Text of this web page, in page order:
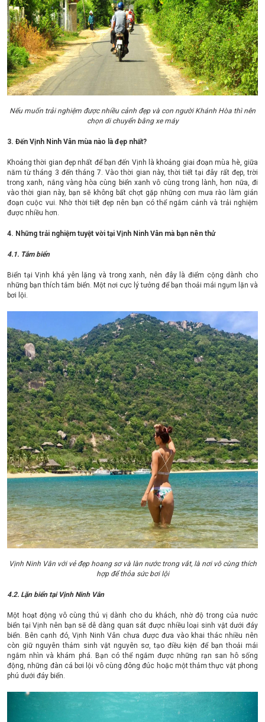
Nếu muốn trải nghiệm được nhiều cảnh đẹp và con người Khánh Hòa thì nên
chọn di chuyển bằng xe máy
3. Đến Vịnh Ninh Vân mùa nào là đẹp nhất?
Khoảng thời gian đẹp nhất để bạn đến Vịnh là khoảng giai đoạn mùa hè, giữa
năm từ tháng 3 đến tháng 7. Vào thời gian này, thời tiết tại đây rất đẹp, trời
trong xanh, nắng vàng hòa cùng biển xanh vô cùng trong lành, hơn nữa, đi
vào thời gian này, bạn sẽ không bất chợt gặp những cơn mưa rào làm gián
đoạn cuộc vui. Nhờ thời tiết đẹp nên bạn có thể ngắm cảnh và trải nghiệm
được nhiều hơn.
4. Những trải nghiệm tuyệt vời tại Vịnh Ninh Vân mà bạn nên thử
4.1. Tắm biển
Biển tại Vịnh khá yên lặng và trong xanh, nên đây là điểm cộng dành cho
những bạn thích tắm biển. Một nơi cực lý tưởng để bạn thoải mái ngụm lặn và
bơi lội.
Vịnh Ninh Vân với vẻ đẹp hoang sơ và làn nước trong vắt, là nơi vô cùng thích
hợp để thỏa sức bơi lội
4.2. Lặn biển tại Vịnh Ninh Vân
Một hoạt động vô cùng thú vị dành cho du khách, nhờ độ trong của nước
biển tại Vịnh nên bạn sẽ dễ dàng quan sát được nhiều loại sinh vật dưới đáy
biển. Bên cạnh đó, Vịnh Ninh Vân chưa được đưa vào khai thác nhiều nên
còn giữ nguyên thảm sinh vật nguyên sơ, tạo điều kiện để bạn thoải mái
ngắm nhìn và khám phá. Bạn có thể ngắm được những rạn san hô sống
động, những đàn cá bơi lội vô cùng đông đúc hoặc một thảm thực vật phong
phú dưới đáy biển.